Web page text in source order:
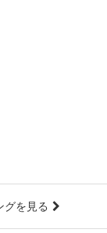
グを見る